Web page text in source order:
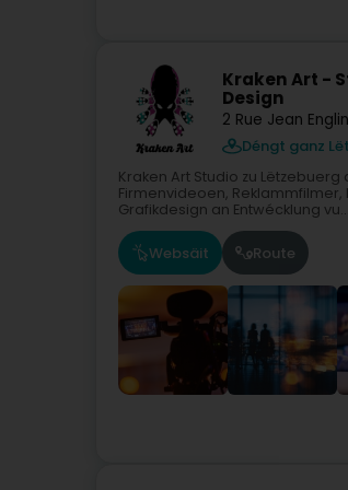
Kraken Art -
Design
2 Rue Jean
Déngt ganz
Kraken Art Studio zu
Firmenvideoen,
Grafikdesign an Entwécklung vu...
Websäit Route